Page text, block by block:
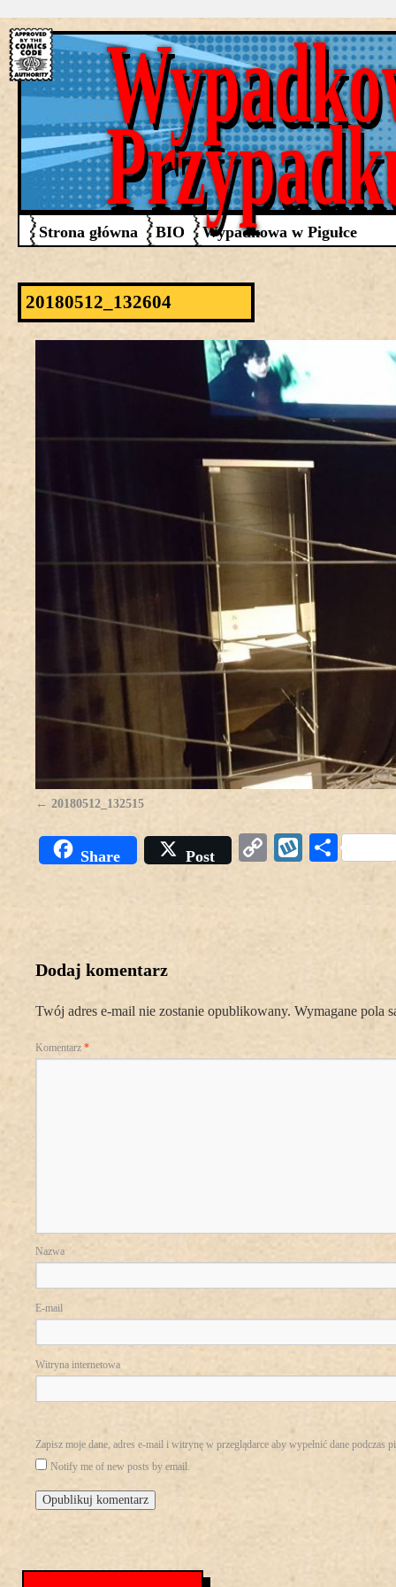
Strona główna BIO Wypadkowa w Pigułce
20180512_132604
20180512_132515
Share Post
CopyWykop
Dodaj komentarz
Twój adres e-mail nie zostanie opublikowany. Wymagane pola
Komentarz *
Nazwa
E-mail
Witryna internetowa
Zapisz moje dane, adres e-mail i witrynę w przeglądarce aby wypełnić dane podczas
Notify me of new posts by email.